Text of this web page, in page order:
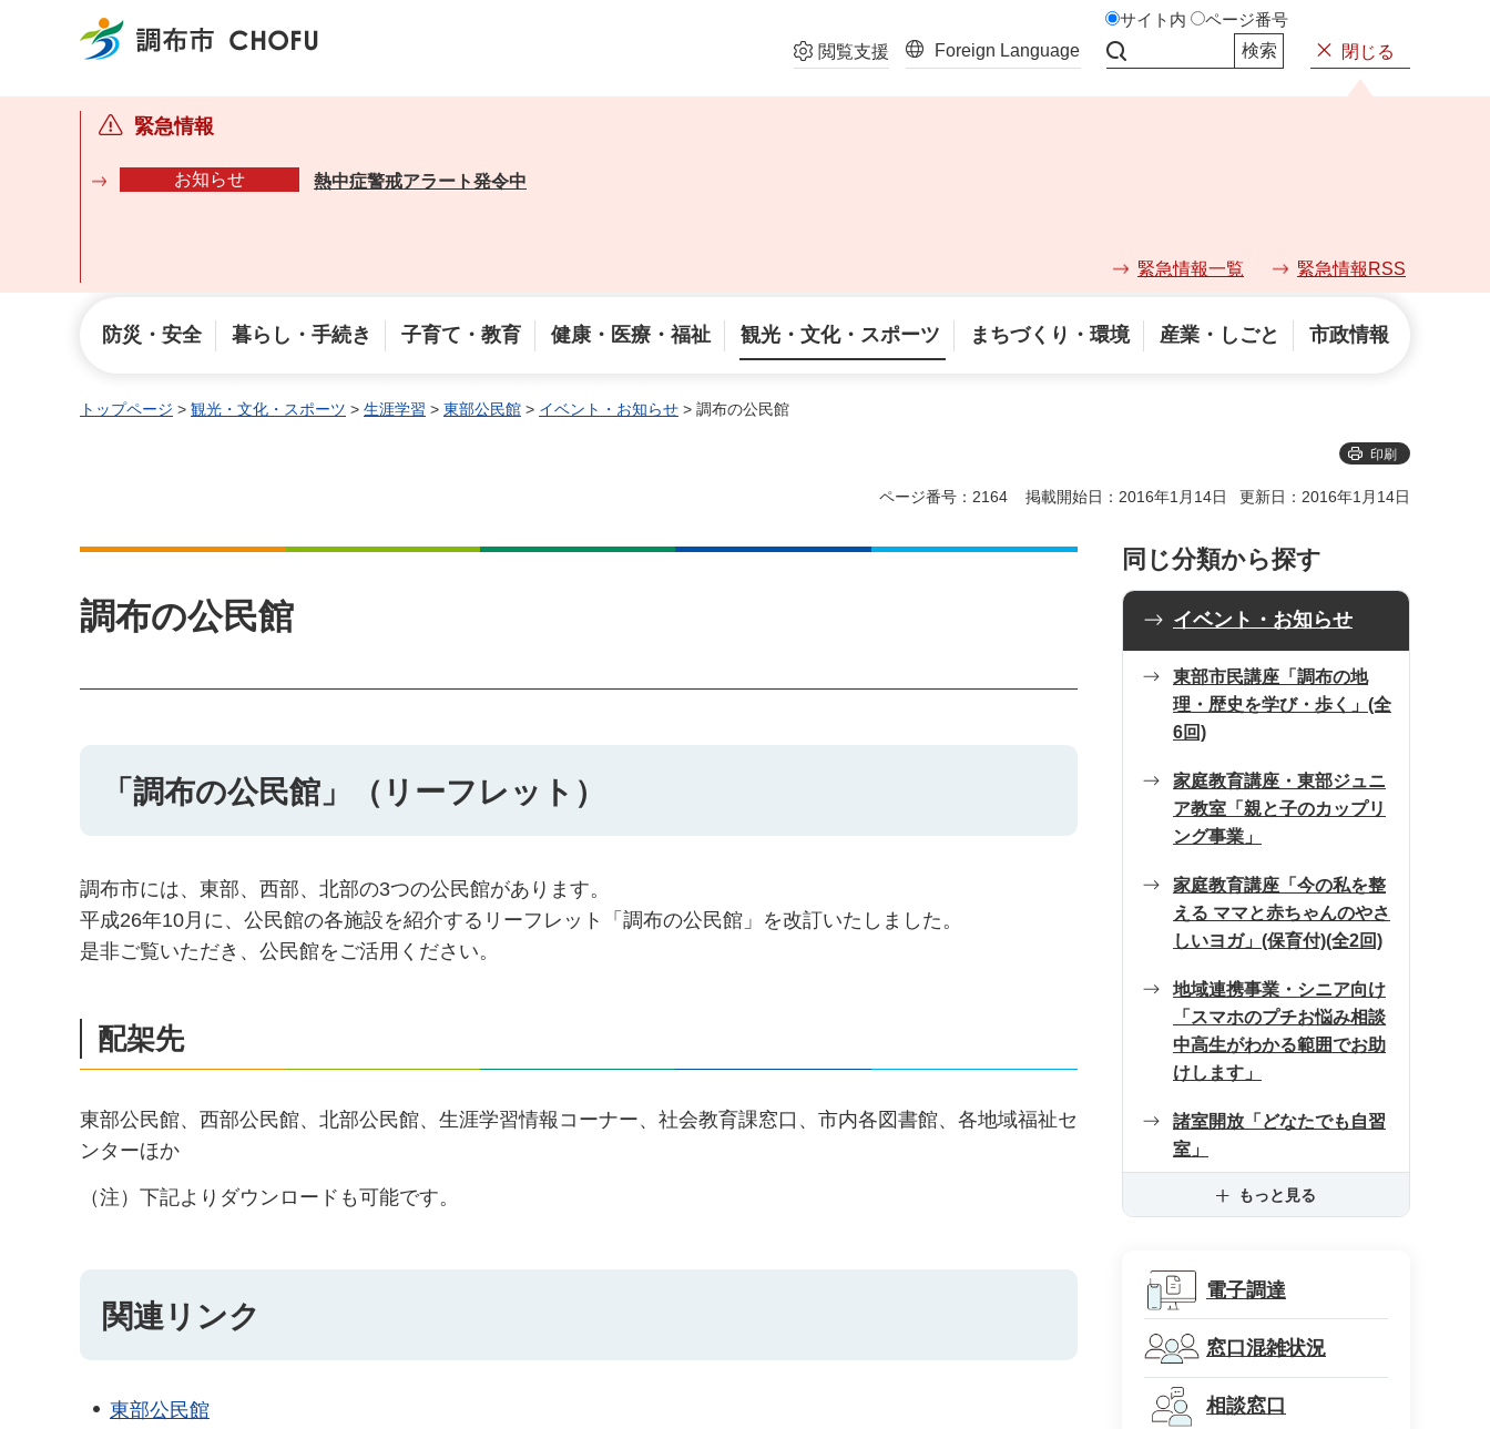
調布市 閲覧支援 Foreign Language
サイト内 ページ番号
閉じる
緊急情報
お知らせ 熱中症警戒アラート発令中
緊急情報一覧 緊急情報RSS
防災・安全 暮らし・手続き 子育て・教育 健康・医療・福祉 観光・文化・スポーツ まちづくり・環境 産業・しごと 市政情報
トップページ > 観光・文化・スポーツ > 生涯学習 > 東部公民館 > イベント・お知らせ > 調布の公民館
印刷
ページ番号：2164 掲載開始日：2016年1月14日 更新日：2016年1月14日
調布の公民館
「調布の公民館」（リーフレット）
調布市には、東部、西部、北部の3つの公民館があります。
平成26年10月に、公民館の各施設を紹介するリーフレット「調布の公民館」を改訂いたしました。
是非ご覧いただき、公民館をご活用ください。
配架先
東部公民館、西部公民館、北部公民館、生涯学習情報コーナー、社会教育課窓口、市内各図書館、各地域福祉セ
ンターほか
（注）下記よりダウンロードも可能です。
関連リンク
東部公民館
同じ分類から探す
イベント・お知らせ
東部市民講座「調布の地
理・歴史を学び・歩く」(全
6回)
家庭教育講座・東部ジュニ
ア教室「親と子のカップリ
ング事業」
家庭教育講座「今の私を整
える ママと赤ちゃんのやさ
しいヨガ」(保育付)(全2回)
地域連携事業・シニア向け
「スマホのプチお悩み相談
中高生がわかる範囲でお助
けします」
諸室開放「どなたでも自習
室」
もっと見る
電子調達
窓口混雑状況
相談窓口